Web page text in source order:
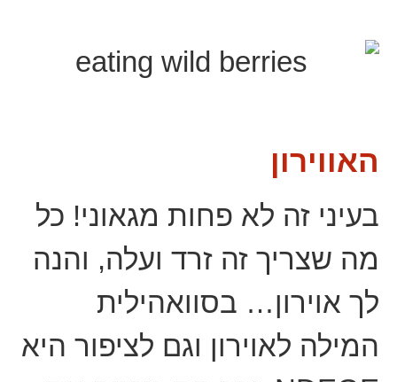
האווירון
בעיני זה לא פחות מגאוני! כל
מה שצריך זה זרד ועלה, והנה
לך אוירון… בסוואהילית
המילה לאוירון וגם לציפור היא